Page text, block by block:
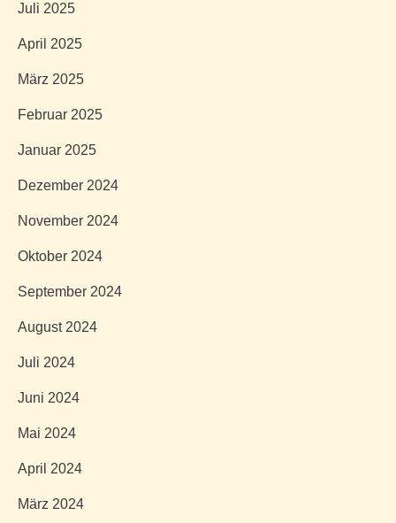
Juli 2025
April 2025
März 2025
Februar 2025
Januar 2025
Dezember 2024
November 2024
Oktober 2024
September 2024
August 2024
Juli 2024
Juni 2024
Mai 2024
April 2024
März 2024